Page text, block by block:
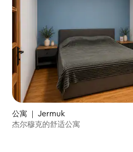
公寓 ｜ Jermuk
杰尔穆克的舒适公寓